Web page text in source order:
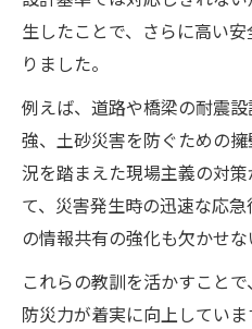
生したことで、さらに高い
りました。
例えば、道路や橋梁の耐震
強、土砂災害を防ぐための
況を踏まえた現場主義の対
て、災害発生時の迅速な応
の情報共有の強化も欠かせな
これらの教訓を活かすこと
防災力が着実に向上してい